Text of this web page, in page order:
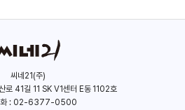
씨네21(주)
로 41길 11 SK V1센터 E동 1102호
화 : 02-6377-0500